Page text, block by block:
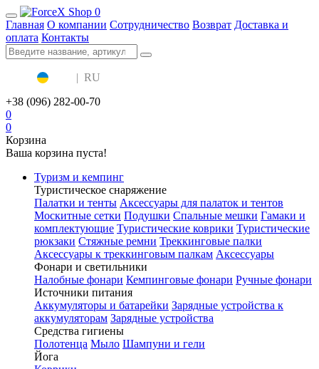
0
Главная О компании Сотрудничество Возврат Доставка и
оплата Контакты
| RU
+38 (096) 282-00-70
0
0
Корзина
Ваша корзина пуста!
Туризм и кемпинг
Туристическое снаряжение
Палатки и тенты Аксессуары для палаток и тентов
Москитные сетки Подушки Спальные мешки Гамаки и
комплектующие Туристические коврики Туристические
рюкзаки Стяжные ремни Треккинговые палки
Аксессуары к треккинговым палкам Аксессуары
Фонари и светильники
Налобные фонари Кемпинговые фонари Ручные фонари
Источники питания
Аккумуляторы и батарейки Зарядные устройства к
аккумуляторам Зарядные устройства
Средства гигиены
Полотенца Мыло Шампуни и гели
Йога